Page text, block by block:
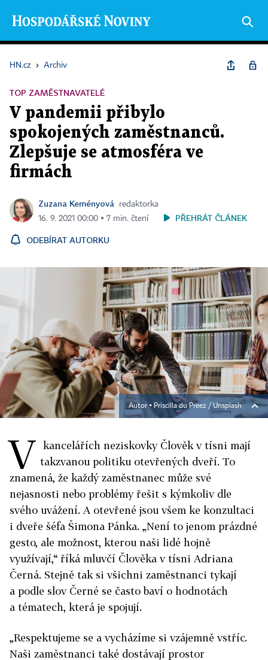
HN.cz › Archiv
TOP ZAMĚSTNAVATELÉ
V pandemii přibylo
spokojených zaměstnanců.
Zlepšuje se atmosféra ve
firmách
Zuzana Keményová
redaktorka
16. 9. 2021 00:00 ▪ 7 min. čtení
PŘEHRÁT ČLÁNEK
ODEBÍRAT AUTORKU
Autor ▪ Priscilla du Preez / Unsplash
V kancelářích neziskovky Člověk v tísni mají
takzvanou politiku otevřených dveří. To
znamená, že každý zaměstnanec může své
nejasnosti nebo problémy řešit s kýmkoliv dle
svého uvážení. A otevřené jsou všem ke konzultaci
i dveře šéfa Šimona Pánka. „Není to jenom prázdné
gesto, ale možnost, kterou naši lidé hojně
využívají,“ říká mluvčí Člověka v tísni Adriana
Černá. Stejně tak si všichni zaměstnanci tykají
a podle slov Černé se často baví o hodnotách
a tématech, která je spojují.
„Respektujeme se a vycházíme si vzájemně vstříc.
Naši zaměstnanci také dostávají prostor